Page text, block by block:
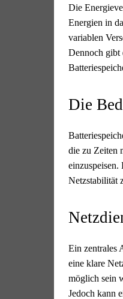
Die
Energien in
variablen
Dennoch gibt
Die
die zu Zeiten
Netzstabilität
Ein zentrales
eine klare
möglich sein
Jedoch kann